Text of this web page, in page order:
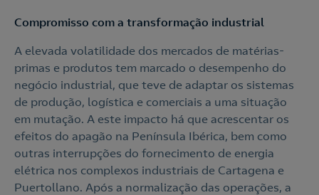
Compromisso com a transformação industrial
A elevada volatilidade dos mercados de matérias-
primas e produtos tem marcado o desempenho do
negócio industrial, que teve de adaptar os sistemas
de produção, logística e comerciais a uma situação
em mutação. A este impacto há que acrescentar os
efeitos do apagão na Península Ibérica, bem como
outras interrupções do fornecimento de energia
elétrica nos complexos industriais de Cartagena e
Puertollano. Após a normalização das operações, a